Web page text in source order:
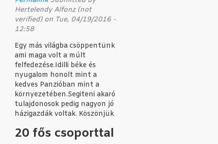
Hertelendy Alfonz (not
verified)on Tue, 04/19/2016 -
12:58
Egy más világba csöppentünk
ami maga volt a múlt
felfedezése.Idilli béke és
nyugalom honolt mint a
kedves Panzióban mint a
környezetében.Segiteni akaró
tulajdonosok pedig nagyon jó
házigazdák voltak. Köszönjük
20 fős csoporttal